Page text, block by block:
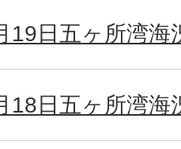
19日五ヶ所湾海
18日五ヶ所湾海